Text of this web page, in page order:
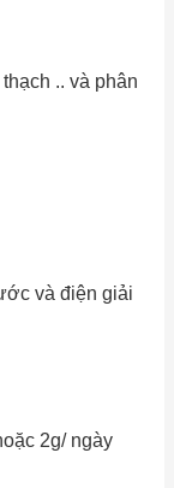
.. và phân
và điện giải
2g/ ngày